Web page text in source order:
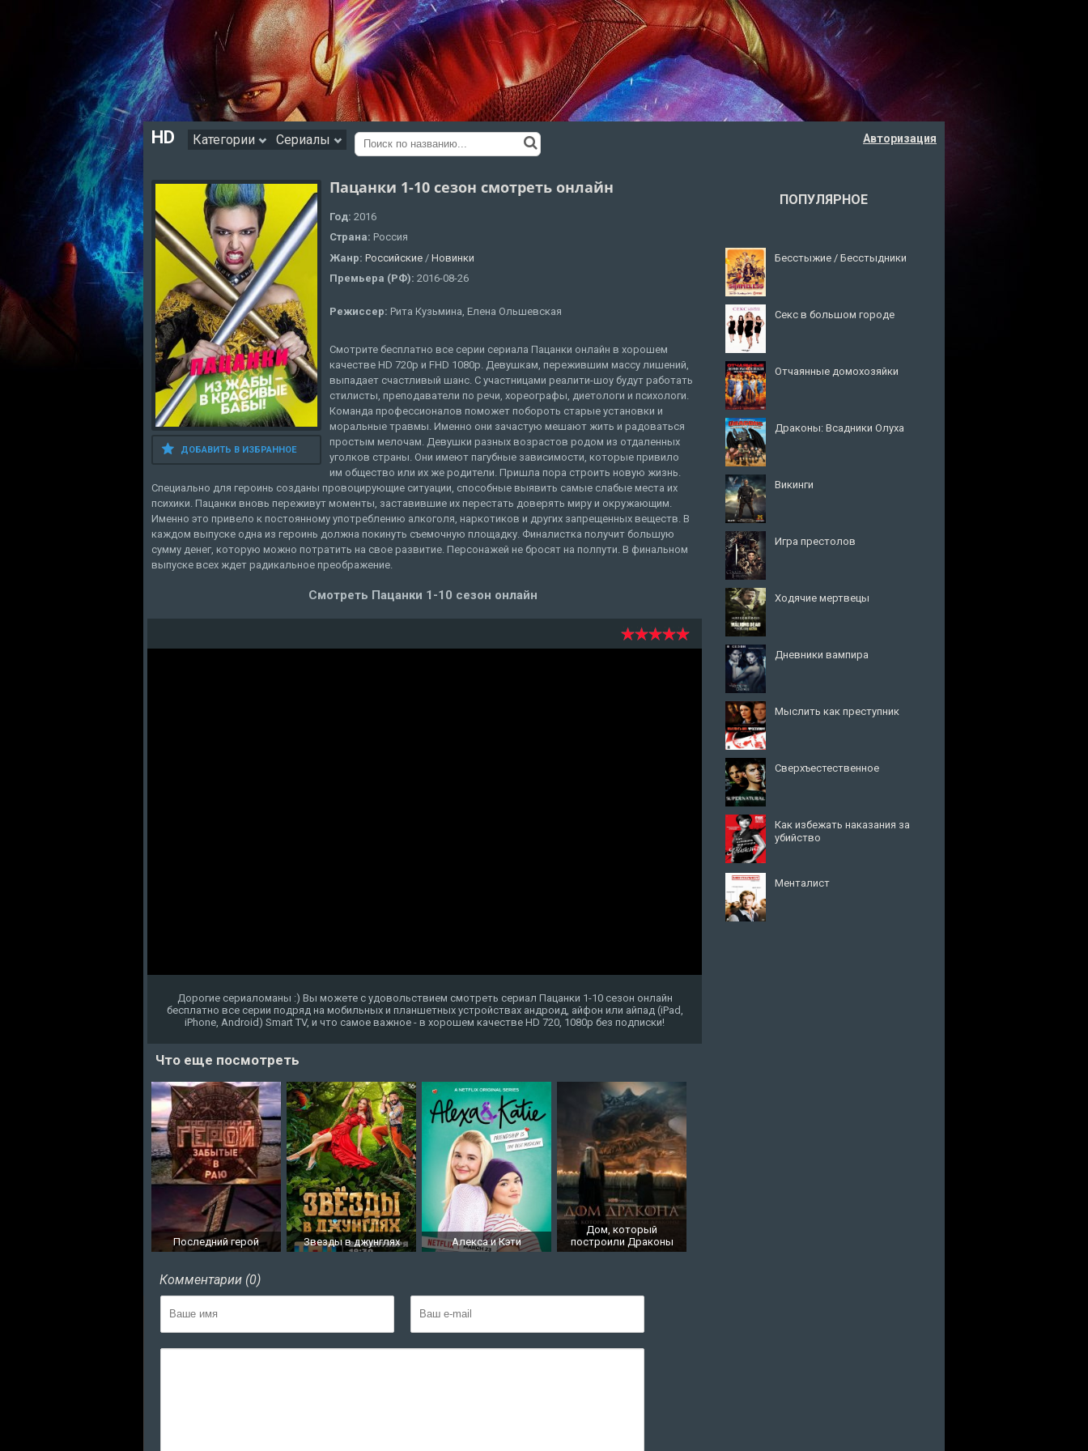
HD Категории Сериалы Авторизация
ДОБАВИТЬ В ИЗБРАННОЕ
Пацанки 1-10 сезон смотреть онлайн
Год: 2016
Страна: Россия
Жанр: Российские / Новинки
Премьера (РФ): 2016-08-26
Режиссер: Рита Кузьмина, Елена Ольшевская
Смотрите бесплатно все серии сериала Пацанки онлайн в хорошем
качестве HD 720p и FHD 1080p. Девушкам, пережившим массу лишений,
выпадает счастливый шанс. С участницами реалити-шоу будут работать
стилисты, преподаватели по речи, хореографы, диетологи и психологи.
Команда профессионалов поможет побороть старые установки и
моральные травмы. Именно они зачастую мешают жить и радоваться
простым мелочам. Девушки разных возрастов родом из отдаленных
уголков страны. Они имеют пагубные зависимости, которые привило
им общество или их же родители. Пришла пора строить новую жизнь.
Специально для героинь созданы провоцирующие ситуации, способные выявить самые слабые места их
психики. Пацанки вновь переживут моменты, заставившие их перестать доверять миру и окружающим.
Именно это привело к постоянному употреблению алкоголя, наркотиков и других запрещенных веществ. В
каждом выпуске одна из героинь должна покинуть съемочную площадку. Финалистка получит большую
сумму денег, которую можно потратить на свое развитие. Персонажей не бросят на полпути. В финальном
выпуске всех ждет радикальное преображение.
Смотреть Пацанки 1-10 сезон онлайн
Дорогие сериаломаны :) Вы можете с удовольствием смотреть сериал Пацанки 1-10 сезон онлайн
бесплатно все серии подряд на мобильных и планшетных устройствах андроид, айфон или айпад (iPad,
iPhone, Android) Smart TV, и что самое важное - в хорошем качестве HD 720, 1080p без подписки!
Что еще посмотреть
Последний герой Звезды в джунглях Алекса и Кэти
Дом, который
построили Драконы
Комментарии (0)
ПОПУЛЯРНОЕ
Бесстыжие / Бесстыдники
Секс в большом городе
Отчаянные домохозяйки
Драконы: Всадники Олуха
Викинги
Игра престолов
Ходячие мертвецы
Дневники вампира
Мыслить как преступник
Сверхъестественное
Как избежать наказания за
убийство
Менталист